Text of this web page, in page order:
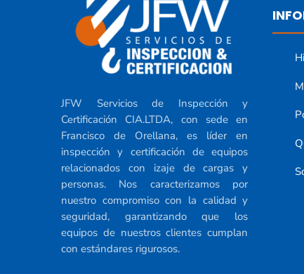
JFW Servicios de Inspección y
Certificación CIA.LTDA, con sede en
Francisco de Orellana, es líder en
inspección y certificación de equipos
relacionados con izaje de cargas y
personas. Nos caracterizamos por
nuestro compromiso con la calidad y
seguridad, garantizando que los
equipos de nuestros clientes cumplan
con estándares rigurosos.